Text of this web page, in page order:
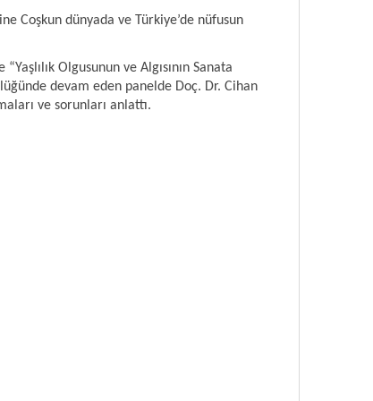
Coşkun dünyada ve Türkiye’de nüfusun
Olgusunun ve Algısının Sanata
devam eden panelde Doç. Dr. Cihan
ve sorunları anlattı.